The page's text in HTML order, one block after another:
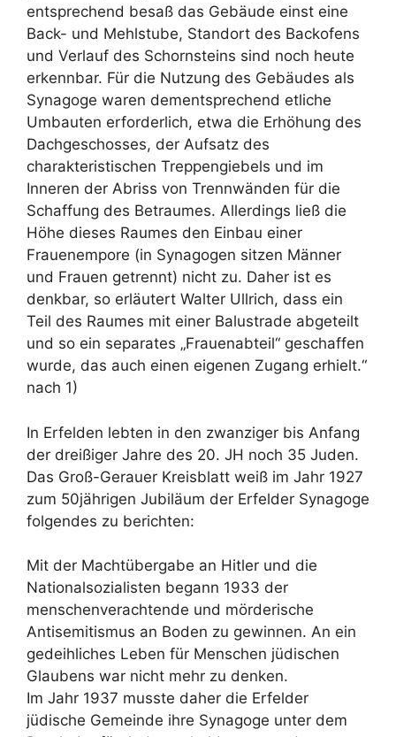
entsprechend besaß das Gebäude einst eine
Back- und Mehlstube, Standort des Backofens
und Verlauf des Schornsteins sind noch heute
erkennbar. Für die Nutzung des Gebäudes als
Synagoge waren dementsprechend etliche
Umbauten erforderlich, etwa die Erhöhung des
Dachgeschosses, der Aufsatz des
charakteristischen Treppengiebels und im
Inneren der Abriss von Trennwänden für die
Schaffung des Betraumes. Allerdings ließ die
Höhe dieses Raumes den Einbau einer
Frauenempore (in Synagogen sitzen Männer
und Frauen getrennt) nicht zu. Daher ist es
denkbar, so erläutert Walter Ullrich, dass ein
Teil des Raumes mit einer Balustrade abgeteilt
und so ein separates „Frauenabteil“ geschaffen
wurde, das auch einen eigenen Zugang erhielt.“
nach 1)
In Erfelden lebten in den zwanziger bis Anfang
der dreißiger Jahre des 20. JH noch 35 Juden.
Das Groß-Gerauer Kreisblatt weiß im Jahr 1927
zum 50jährigen Jubiläum der Erfelder Synagoge
folgendes zu berichten:
Mit der Machtübergabe an Hitler und die
Nationalsozialisten begann 1933 der
menschenverachtende und mörderische
Antisemitismus an Boden zu gewinnen. An ein
gedeihliches Leben für Menschen jüdischen
Glaubens war nicht mehr zu denken.
Im Jahr 1937 musste daher die Erfelder
jüdische Gemeinde ihre Synagoge unter dem